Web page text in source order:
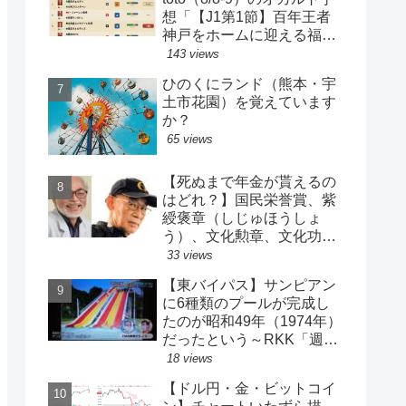
想「【J1第1節】百年王者
神戸をホームに迎える福岡
がまさかの…？！【J2第1
ルサ安部は？」
143 views
ひのくにランド（熊本・宇
土市花園）を覚えています
か？
65 views
【死ぬまで年金が貰えるの
はどれ？】国民栄誉賞、紫
綬褒章（しじゅほうしょ
う）、文化勲章、文化功労
者、芸術選奨…など【日本
33 views
【東バイパス】サンピアン
に6種類のプールが完成し
たのが昭和49年（1974年）
だったという～RKK「週刊
山崎くん」より
18 views
【ドル円・金・ビットコイ